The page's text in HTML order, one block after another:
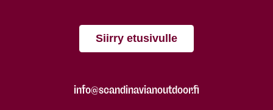
Siirry etusivulle
info@scandinavianoutdoor.fi